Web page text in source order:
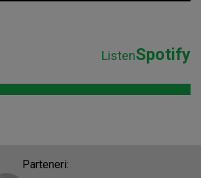
ListenSpotify
Parteneri: